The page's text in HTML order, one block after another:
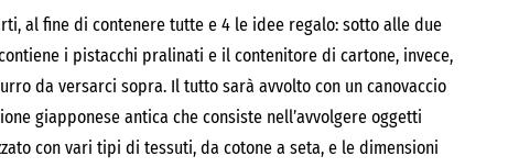
al fine di contenere tutte e 4 le idee regalo: sotto alle due
i pistacchi pralinati e il contenitore di cartone, invece,
da versarci sopra. Il tutto sarà avvolto con un canovaccio
giapponese antica che consiste nell’avvolgere oggetti
con vari tipi di tessuti, da cotone a seta, e le dimensioni